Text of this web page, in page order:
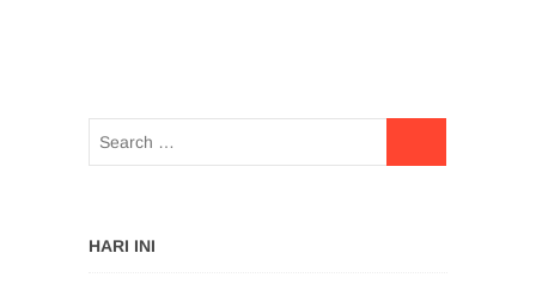
HARI INI